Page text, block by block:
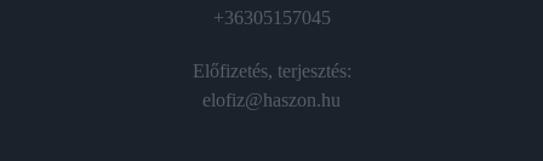
+36305157045
Előfizetés, terjesztés:
elofiz@haszon.hu